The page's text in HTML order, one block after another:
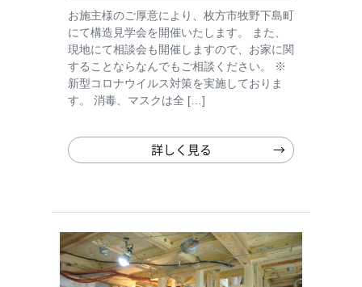
お施主様のご厚意により、枚方市牧野下島町
にて構造見学会を開催いたします。 また、
現地にて相談会も開催しますので、お家に関
することならなんでもご相談ください。 ※
新型コロナウイルス対策を実施しておりま
す。 消毒、マスクは全 […]
詳しく見る